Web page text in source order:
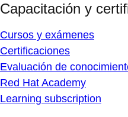
Capacitación y
Cursos y exámenes
Certificaciones
Evaluación de
Red Hat Academy
Learning subscription